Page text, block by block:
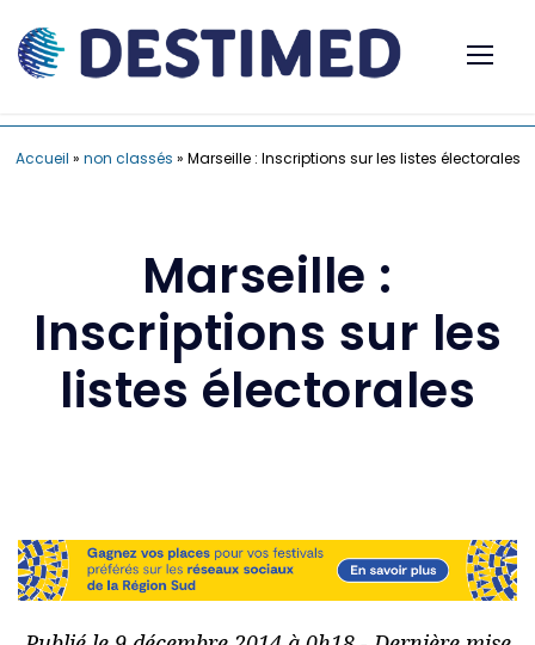
Accueil » non classés » Marseille : Inscriptions sur les listes électorales
Marseille :
Inscriptions sur les
listes électorales